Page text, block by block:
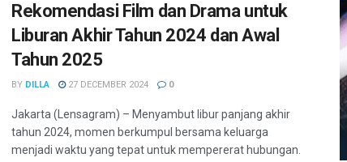
Rekomendasi Film dan Drama untuk
Liburan Akhir Tahun 2024 dan Awal
Tahun 2025
BY DILLA 27 DECEMBER 2024 0
Jakarta (Lensagram) – Menyambut libur panjang akhir
tahun 2024, momen berkumpul bersama keluarga
menjadi waktu yang tepat untuk mempererat hubungan.